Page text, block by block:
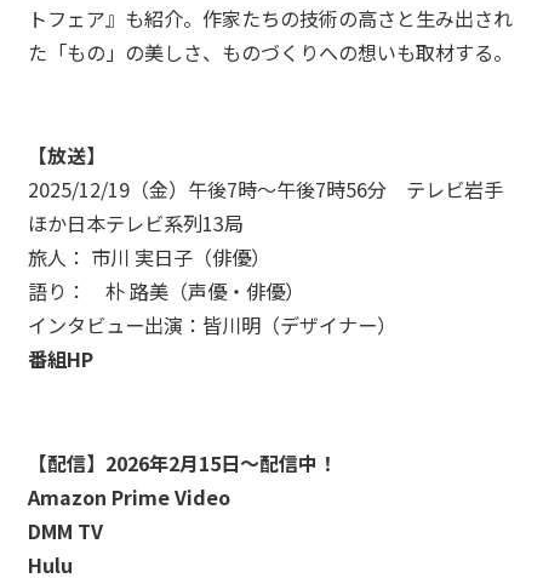
_02 WORKS
トフェア』も紹介。作家たちの技術の⾼さと⽣み出され
た「もの」の美しさ、ものづくりへの想いも取材する。
【放送】
2025/12/19（金）午後7時～午後7時56分 テレビ岩手
ほか日本テレビ系列13局
旅⼈： 市川 実⽇⼦（俳優）
語り： 朴 路美（声優・俳優）
インタビュー出演：皆川明（デザイナー）
番組HP
【配信】2026年2月15日～配信中！
Amazon Prime Video
DMM TV
Hulu